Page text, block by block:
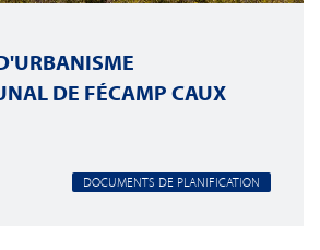
DE FÉCAMP CAUX
DOCUMENTS DE PLANIFICATION